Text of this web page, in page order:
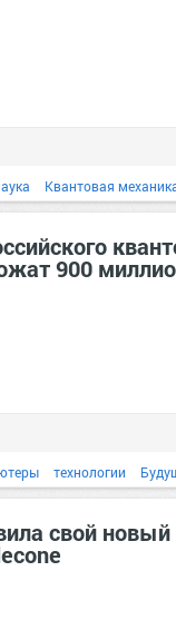
Квантовая
900
технологии
свой